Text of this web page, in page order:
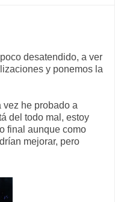
desatendido, a ver
y ponemos la
he probado a
del todo mal, estoy
final aunque como
mejorar, pero